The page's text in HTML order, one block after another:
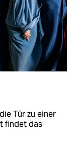
Tür zu einer
findet das